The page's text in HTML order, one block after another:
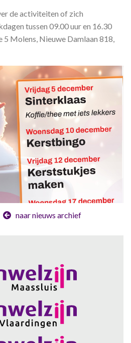
de activiteiten of zich
tussen 09.00 uur en 16.30
5 Molens, Nieuwe Damlaan 818,
naar nieuws archief